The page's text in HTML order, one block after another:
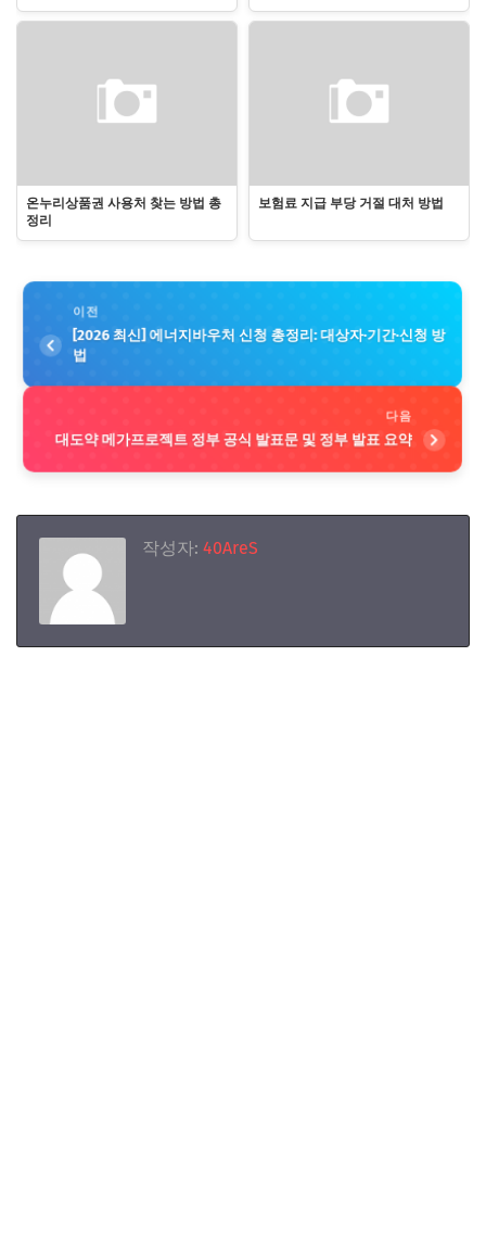
온누리상품권 사용처 찾는 방법 총
정리
보험료 지급 부당 거절 대처 방법
이전
[2026 최신] 에너지바우처 신청 총정리: 대상자·기간·신청 방
법
다음
대도약 메가프로젝트 정부 공식 발표문 및 정부 발표 요약
작성자: 40AreS